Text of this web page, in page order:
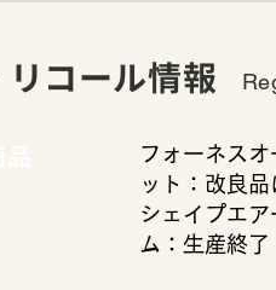
コール情報
フォーネスオ
ット：改良
シェイプエ
ム：生産終了